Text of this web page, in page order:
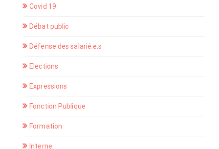
Covid 19
Débat public
Défense des salarié.e.s
Elections
Expressions
Fonction Publique
Formation
Interne